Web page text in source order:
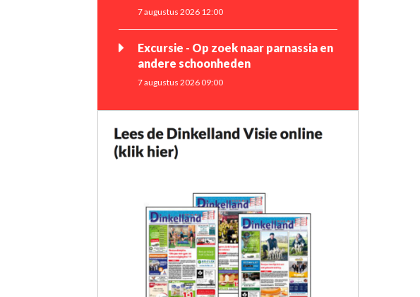
7 augustus 2026 12:00
Excursie - Op zoek naar parnassia en
andere schoonheden
7 augustus 2026 09:00